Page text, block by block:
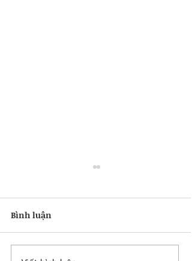
Bình luận